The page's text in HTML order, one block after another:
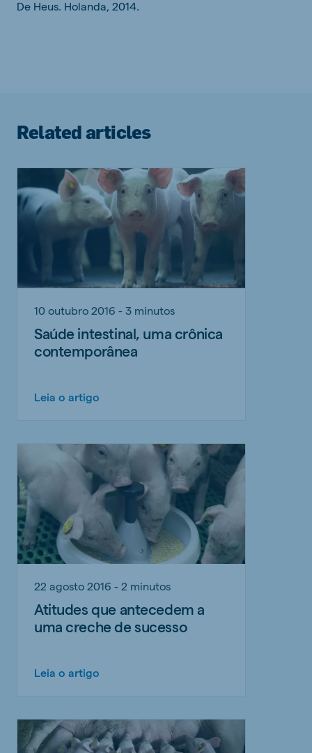
De Heus. Holanda, 2014.
Related articles
10 outubro 2016 - 3 minutos
Saúde intestinal, uma crônica
contemporânea
Leia o artigo
22 agosto 2016 - 2 minutos
Atitudes que antecedem a
uma creche de sucesso
Leia o artigo